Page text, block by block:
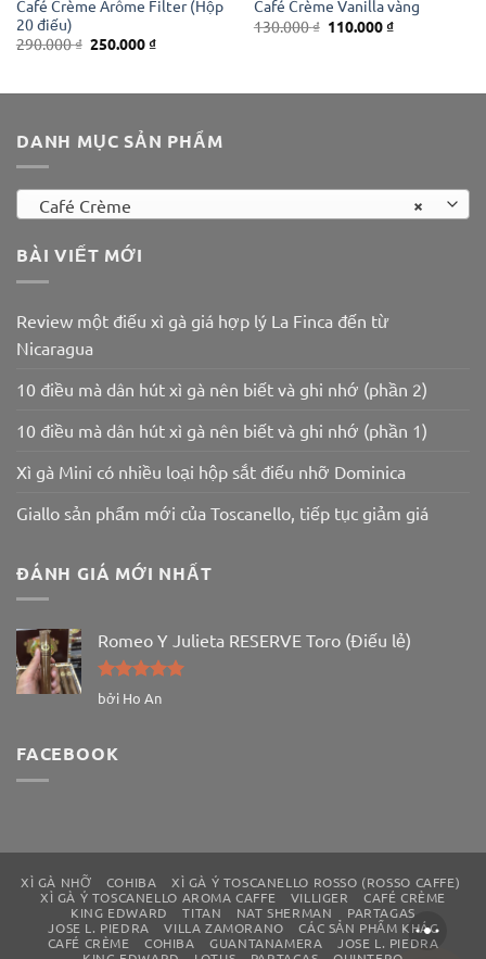
Café Crème Arôme Filter (Hộp
20 điếu)
290.000₫ Giá
gốc
250.000₫Giá
250.000 ₫.
Café Crème Vanilla vàng
130.000₫ Giá
gốc
110.000₫Giá
DANH MỤC SẢN PHẨM
×
Café Crème
BÀI VIẾT MỚI
Review một điếu xì gà giá hợp lý La Finca đến từ
Nicaragua
10 điều mà dân hút xì gà nên biết và ghi nhớ (phần 2)
10 điều mà dân hút xì gà nên biết và ghi nhớ (phần 1)
Xì gà Mini có nhiều loại hộp sắt điếu nhỡ Dominica
Giallo sản phẩm mới của Toscanello, tiếp tục giảm giá
ĐÁNH GIÁ MỚI NHẤT
Romeo Y Julieta RESERVE Toro (Điếu lẻ)
Được xếp
bởi Ho An
FACEBOOK
XÌ GÀ NHỠ COHIBA
XÌ GÀ Ý TOSCANELLO ROSSO (ROSSO CAFFE)
XÌ GÀ Ý TOSCANELLO AROMA CAFFE
VILLIGER
CAFÉ CRÈME
KING EDWARD
TITAN NAT SHERMAN
PARTAGAS
JOSE L. PIEDRA
VILLA ZAMORANO
CÁC SẢN PHẨM KHÁC
CAFÉ CRÈME
COHIBA GUANTANAMERA
JOSE L. PIEDRA